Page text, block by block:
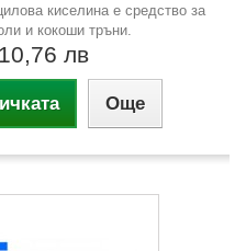
киселина е средство за
и кокоши тръни.
лв
Още